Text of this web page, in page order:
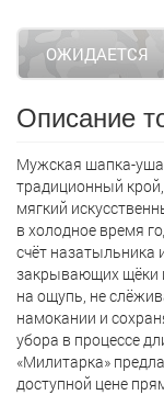
ОЖИДАЕТСЯ
Описание
Мужская шапкa-
традиционный
мягкий
в холодное время
счёт назатыльника
закрывающих щёки
на ощупь, не
намокании и
убора в процессе
«Милитарка»
доступной цене